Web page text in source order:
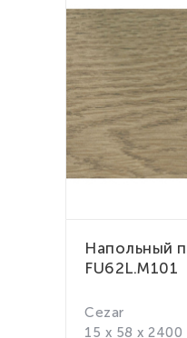
Напольный
FU62L.M101
Cezar
15 x 58 x